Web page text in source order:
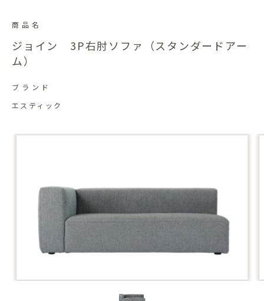
商品名
ジョイン 3P右肘ソファ（スタンダードアー
ム）
ブランド
エスティック